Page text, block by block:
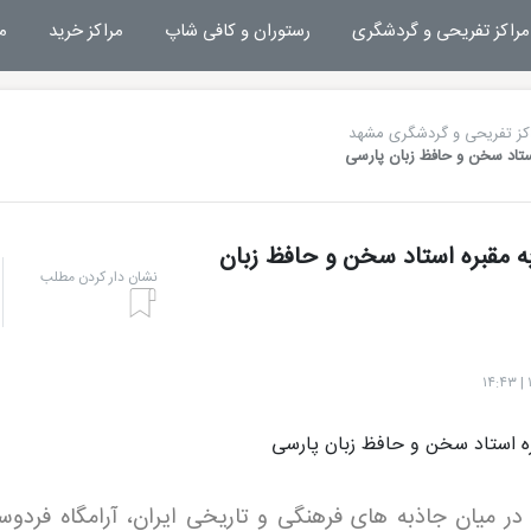
مراکز تفریحی و گردشگری رستوران و کافی شاپ مراکز خرید
تفریحی و گردشگری مشهد
سخن و حافظ زبان پارسی
مقبره استاد سخن و حافظ زبان
نشان دار کردن مطلب
در میان جاذبه های فرهنگی و تاریخی ایران، آرامگاه
هتل بشری مشهد